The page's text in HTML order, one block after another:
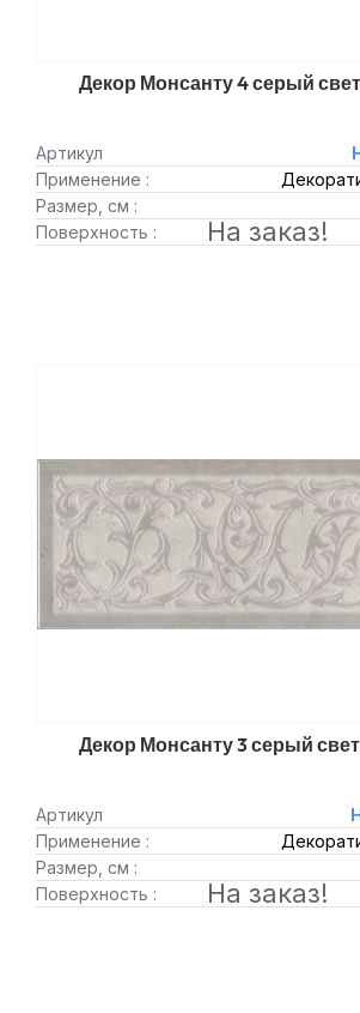
Декор Монсанту 4 серый
Артикул
Применение :
Размер, см :
Поверхность :
На заказ!
Декор Монсанту 3 серый
Артикул
Применение :
Размер, см :
Поверхность :
На заказ!